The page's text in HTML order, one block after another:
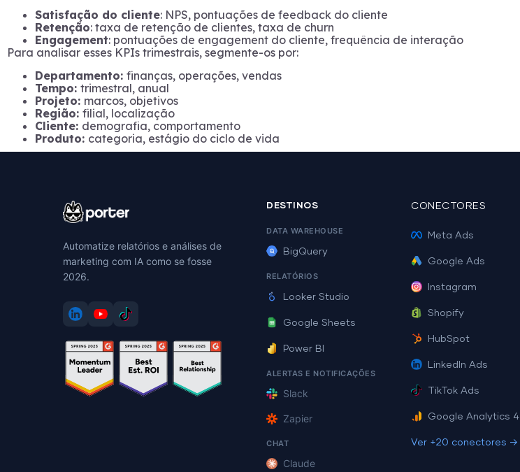
Satisfação do cliente: NPS, pontuações de feedback do cliente
Retenção: taxa de retenção de clientes, taxa de churn
Engagement: pontuações de engagement do cliente, frequência de interação
Para analisar esses KPIs trimestrais, segmente-os por:
Departamento: finanças, operações, vendas
Tempo: trimestral, anual
Projeto: marcos, objetivos
Região: filial, localização
Cliente: demografia, comportamento
Produto: categoria, estágio do ciclo de vida
Automatize relatórios e análises de
marketing com IA como se fosse
2026.
DESTINOS
DATA WAREHOUSE
BigQuery
RELATÓRIOS
Looker Studio
Google Sheets
Power BI
ALERTAS E NOTIFICAÇÕES
Slack
Zapier
CHAT
Claude
CONECTORES
Meta Ads
Google Ads
Instagram
Shopify
HubSpot
LinkedIn Ads
TikTok Ads
Google Analytics 4
Ver +20 conectores →